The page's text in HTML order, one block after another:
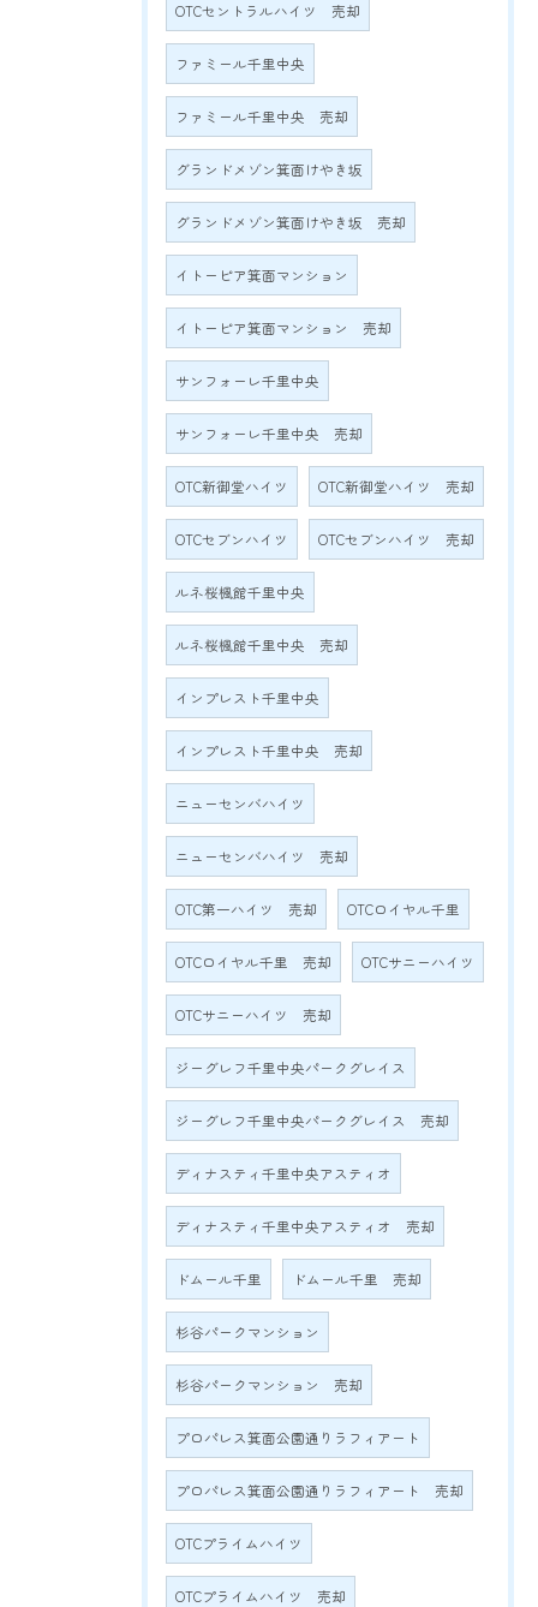
OTCセントラルハイツ 売却
ファミール千里中央
ファミール千里中央 売却
グランドメゾン箕面けやき坂
グランドメゾン箕面けやき坂 売却
イトーピア箕面マンション
イトーピア箕面マンション 売却
サンフォーレ千里中央
サンフォーレ千里中央 売却
OTC新御堂ハイツ OTC新御堂ハイツ 売却
OTCセブンハイツ OTCセブンハイツ 売却
ルネ桜楓館千里中央
ルネ桜楓館千里中央 売却
インプレスト千里中央
インプレスト千里中央 売却
ニューセンバハイツ
ニューセンバハイツ 売却
OTC第一ハイツ 売却 OTCロイヤル千里
OTCロイヤル千里 売却 OTCサニーハイツ
OTCサニーハイツ 売却
ジーグレフ千里中央パークグレイス
ジーグレフ千里中央パークグレイス 売却
ディナスティ千里中央アスティオ
ディナスティ千里中央アスティオ 売却
ドムール千里 ドムール千里 売却
杉谷パークマンション
杉谷パークマンション 売却
プロパレス箕面公園通りラフィアート
プロパレス箕面公園通りラフィアート 売却
OTCプライムハイツ
OTCプライムハイツ 売却